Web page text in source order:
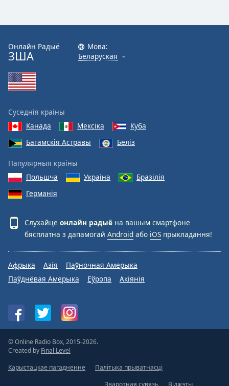
Онлайн Радыё
ЗША
Мова:
Беларуская
Суседнія краіны
Канада
Мексіка
Куба
Багамскія Астравы
Беліз
Папулярныя краіны
Польшча
Украіна
Бразілія
Германія
Слухайце онлайн радыё на вашым смартфоне
бясплатна з дапамогай Android або iOS прыкладання!
Афрыка Азія
Паўночная Амерыка
Паўднёвая Амерыка
Еўропа Акіянія
© Online Radio Box, 2015-2026.
Created by Final Level
Карыстацкае пагадненне
Палітыка прыватнасці